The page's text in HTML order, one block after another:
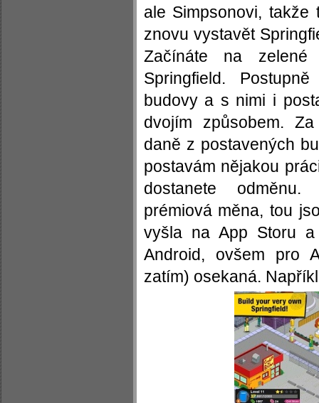
ale Simpsonovi,
znovu vystavět
Začínáte na
Springfield.
budovy a s nimi i
dvojím způsobem.
daně z postavených
postavám nějakou
dostanete
prémiová měna, tou
vyšla na App Storu
Android, ovšem pro
zatím) osekaná.